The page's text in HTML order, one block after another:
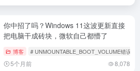
你中招了吗？Windows 11这波更新直接
把电脑干成砖块，微软自己都懵了
博客 # UNMOUNTABLE_BOOT_VOLUME错误
5个月前 8,078